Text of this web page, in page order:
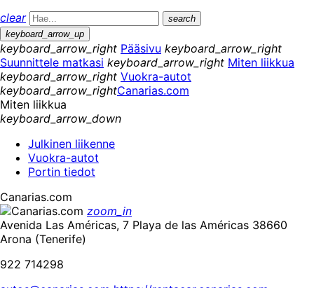
clear
search
keyboard_arrow_up
keyboard_arrow_right Pääsivu keyboard_arrow_right
Suunnittele matkasi keyboard_arrow_right Miten liikkua
keyboard_arrow_right Vuokra-autot
keyboard_arrow_rightCanarias.com
Miten liikkua
keyboard_arrow_down
Julkinen liikenne
Vuokra-autot
Portin tiedot
Canarias.com
zoom_in
Avenida Las Américas, 7 Playa de las Américas 38660
Arona (Tenerife)
922 714298